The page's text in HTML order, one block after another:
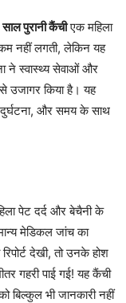
पुरानी कैंचीएक महिला
नहीं लगती, लेकिन यह
ने स्वास्थ्य सेवाओं और
उजागर किया है। यह
और समय के साथ
पेट दर्द और बेचैनी के
मेडिकल जांच का
देखी, तो उनके होश
गहरी पाई गई! यह कैंची
बिल्कुल भी जानकारी नहीं